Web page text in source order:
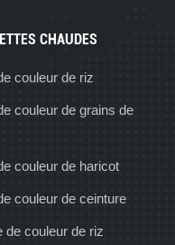
CHAUDES
couleur de riz
couleur de grains de
couleur de haricot
couleur de ceinture
de couleur de riz